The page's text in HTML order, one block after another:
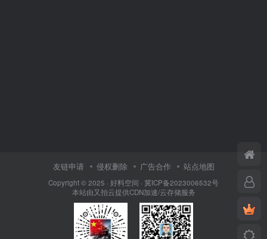
友链申请 侵权删除 广告合作 站点地图
Copyright © 2025 · 好料空间 · 冀ICP备2023006532号
本站由又拍云提供CDN加速/云存储服务